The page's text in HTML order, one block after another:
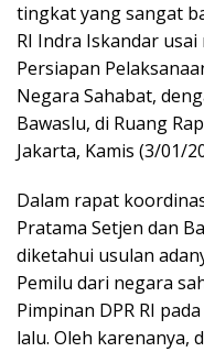
tingkat yang sangat
RI Indra Iskandar
Persiapan
Negara Sahabat,
Bawaslu, di Ruang
Jakarta, Kamis (3/01/
Dalam rapat
Pratama Setjen dan
diketahui usulan
Pemilu dari negara
Pimpinan DPR RI
lalu. Oleh karenanya,